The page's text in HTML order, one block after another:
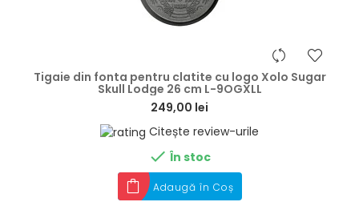
Tigaie din fonta pentru clatite cu logo Xolo Sugar
Skull Lodge 26 cm L-9OGXLL
249,00 lei
Citește review-urile
 În stoc
Adaugă în Coș